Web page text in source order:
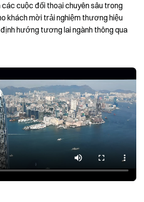
cuộc đối thoại chuyên sâu trong
khách mời trải nghiệm thương hiệu
hướng tương lai ngành thông qua